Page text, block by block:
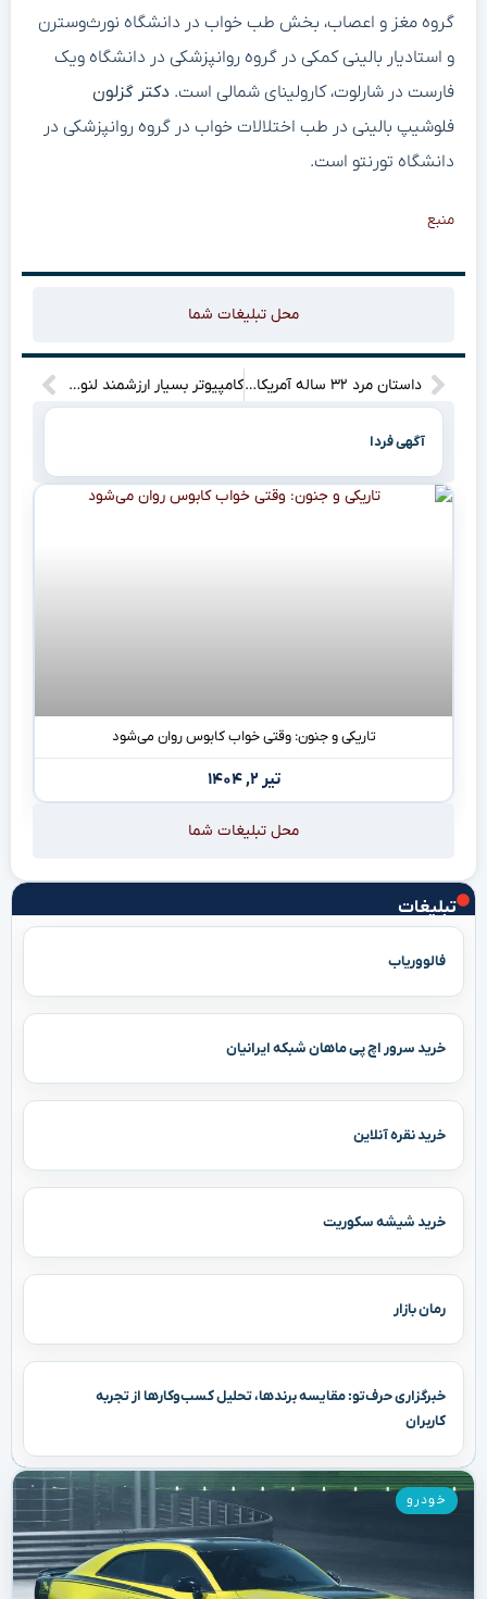
تبلیغات
فالووریاب
خرید سرور اچ پی ماهان شبکه ایرانیان
خرید نقره آنلاین
خرید شیشه سکوریت
رمان بازار
خبرگزاری حرف‌تو: مقایسه برندها، تحلیل کسب‌وکارها از تجربه
کاربران
خودرو
گروه مغز و اعصاب، بخش طب خواب در دانشگاه نورث‌وسترن
و استادیار بالینی کمکی در گروه روانپزشکی در دانشگاه ویک
فارست در شارلوت، کارولینای شمالی است. دکتر گزلون
فلوشیپ بالینی در طب اختلالات خواب در گروه روانپزشکی در
دانشگاه تورنتو است.
منبع
محل تبلیغات شما
داستان مرد ۳۲ ساله آمریکایی که کشورش را رها کرد تا رؤیاهایش را در چین دنبال کند – زومیت کامپیوتر بسیار ارزشمند لنوو با ۳۲ گیگابایت رم و یک ترابایت SSD رونمایی شد
آگهی فردا
تاریکی و جنون: وقتی خواب کابوس روان می‌شود
تیر ۲, ۱۴۰۴
محل تبلیغات شما